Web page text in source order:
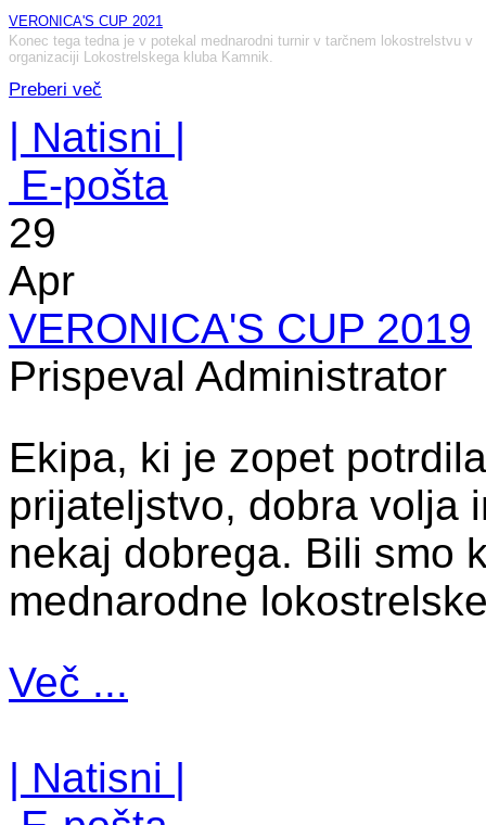
VERONICA'S CUP 2021
Konec tega tedna je v potekal mednarodni turnir v tarčnem lokostrelstvu v
organizaciji Lokostrelskega kluba Kamnik.
Preberi več
| Natisni |
E-pošta
29
Apr
VERONICA'S CUP 2019
Prispeval Administrator
Ekipa, ki je zopet
prijateljstvo, dobra volja
nekaj dobrega. Bili smo
mednarodne
Več ...
| Natisni |